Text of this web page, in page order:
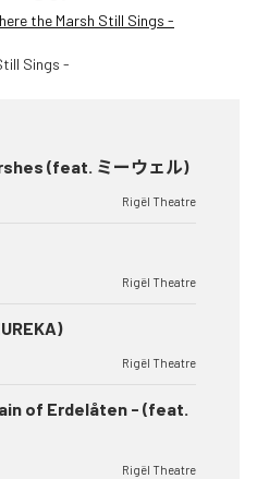
the Marsh Still Sings -
(feat. ミーウェル)
Rigël Theatre
Rigël Theatre
Rigël Theatre
of Erdelåten - (feat.
Rigël Theatre